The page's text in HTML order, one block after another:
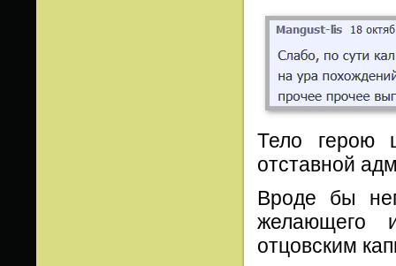
Тело герою
отставной
Вроде бы
желающего
отцовским